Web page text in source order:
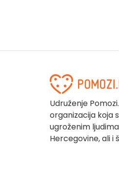
Udruženje
organizacija koja
ugroženim
Hercegovine, ali i